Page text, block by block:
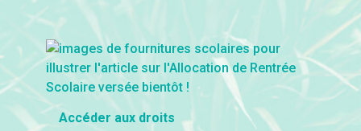
Accéder aux droits